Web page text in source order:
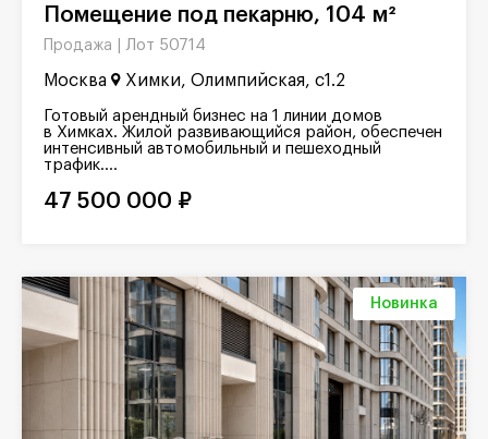
Помещение под пекарню, 104 м²
Продажа | Лот 50714
Москва Химки, Олимпийская, с1.2
Готовый арендный бизнес на 1 линии домов
в Химках. Жилой развивающийся район, обеспечен
интенсивный автомобильный и пешеходный
трафик....
47 500 000 ₽
Новинка